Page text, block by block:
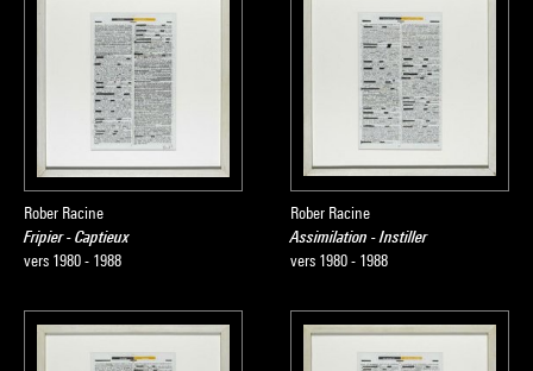
Rober Racine
Fripier - Captieux
vers 1980 - 1988
Rober Racine
Assimilation - Instiller
vers 1980 - 1988